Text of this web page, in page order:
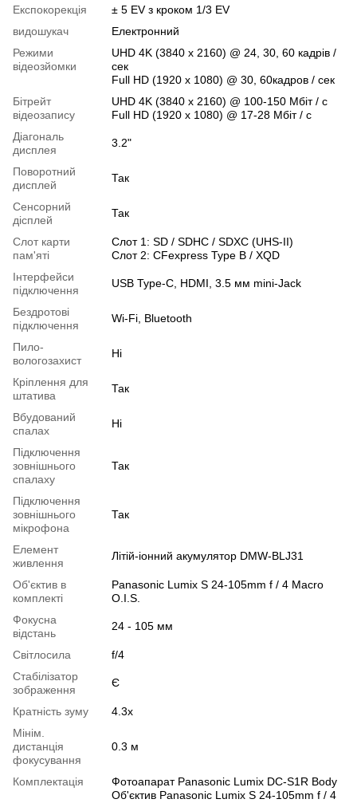
Експокорекція
± 5 EV з кроком 1/3 EV
видошукач
Електронний
Режими
відеозйомки
UHD 4K (3840 x 2160) @ 24, 30, 60 кадрів /
сек
Full HD (1920 x 1080) @ 30, 60кадров / сек
Бітрейт
відеозапису
UHD 4K (3840 x 2160) @ 100-150 Мбіт / с
Full HD (1920 x 1080) @ 17-28 Мбіт / с
Діагональ
дисплея
3.2"
Поворотний
дисплей
Так
Сенсорний
дісплей
Так
Слот карти
пам'яті
Слот 1: SD / SDHC / SDXC (UHS-II)
Слот 2: CFexpress Type B / XQD
Інтерфейси
підключення
USB Type-C, HDMI, 3.5 мм mini-Jack
Бездротові
підключення
Wi-Fi, Bluetooth
Пило-
вологозахист
Ні
Кріплення для
штатива
Так
Вбудований
спалах
Ні
Підключення
зовнішнього
спалаху
Так
Підключення
зовнішнього
мікрофона
Так
Елемент
живлення
Літій-іонний акумулятор DMW-BLJ31
Об'єктив в
комплекті
Panasonic Lumix S 24-105mm f / 4 Macro
O.I.S.
Фокусна
відстань
24 - 105 мм
Світлосила
f/4
Стабілізатор
зображення
Є
Кратність зуму
4.3x
Мінім.
дистанція
фокусування
0.3 м
Комплектація
Фотоапарат Panasonic Lumix DC-S1R Body
Об'єктив Panasonic Lumix S 24-105mm f / 4